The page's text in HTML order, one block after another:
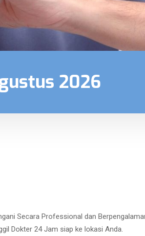
2026
Secara Professional dan
Dokter 24 Jam siap ke lokasi Anda.